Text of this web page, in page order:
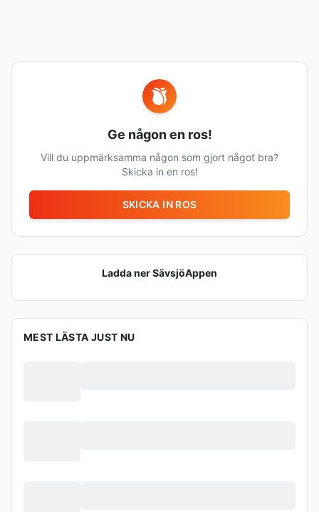
Ge någon en ros!
Vill du uppmärksamma någon som gjort något bra?
Skicka in en ros!
SKICKA IN ROS
Ladda nerSävsjöAppen
MEST LÄSTA JUST NU